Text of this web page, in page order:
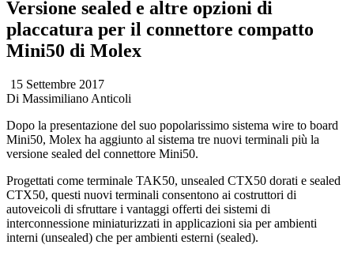
Versione sealed e altre opzioni di
placcatura per il connettore compatto
Mini50 di Molex
15 Settembre 2017
Di Massimiliano Anticoli
Dopo la presentazione del suo popolarissimo sistema wire to board
Mini50, Molex ha aggiunto al sistema tre nuovi terminali più la
versione sealed del connettore Mini50.
Progettati come terminale TAK50, unsealed CTX50 dorati e sealed
CTX50, questi nuovi terminali consentono ai costruttori di
autoveicoli di sfruttare i vantaggi offerti dei sistemi di
interconnessione miniaturizzati in applicazioni sia per ambienti
interni (unsealed) che per ambienti esterni (sealed).